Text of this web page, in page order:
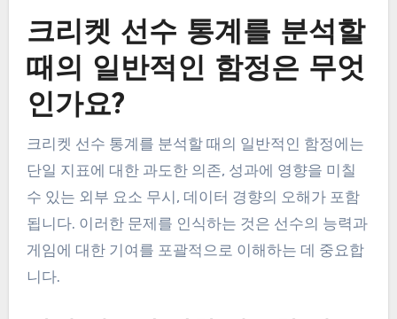
크리켓 선수 통계를 분석할
때의 일반적인 함정은 무엇
인가요?
크리켓 선수 통계를 분석할 때의 일반적인 함정에는
단일 지표에 대한 과도한 의존, 성과에 영향을 미칠
수 있는 외부 요소 무시, 데이터 경향의 오해가 포함
됩니다. 이러한 문제를 인식하는 것은 선수의 능력과
게임에 대한 기여를 포괄적으로 이해하는 데 중요합
니다.